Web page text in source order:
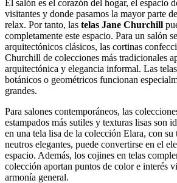
El salón es el corazón del hogar, el espacio
visitantes y donde pasamos la mayor parte
relax. Por tanto, las telas Jane Churchill
completamente este espacio. Para un salón
arquitectónicos clásicos, las cortinas
Churchill de colecciones más tradicionales
arquitectónica y elegancia informal. Las
botánicos o geométricos funcionan
grandes.
Para salones contemporáneos, las
estampados más sutiles y texturas lisas son
en una tela lisa de la colección Elara, con
neutros elegantes, puede convertirse en el
espacio. Además, los cojines en telas
colección aportan puntos de color e interés
armonía general.